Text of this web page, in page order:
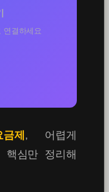
연결하세요
제 , 어렵게
핵심만 정리해